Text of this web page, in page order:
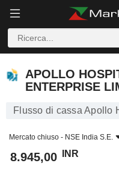
APOLLO
ENTERPRISE
Flusso di cassa Apollo
Mercato chiuso - NSE India S.E.
8.945,00 INR